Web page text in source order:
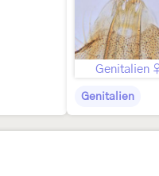
Genitalien
Genitalien